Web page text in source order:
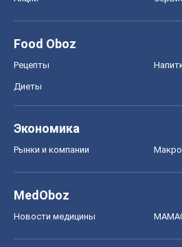
Food Oboz
Рецепты
Диеты
Экономика
Рынки и компании
MedOboz
Новости медицины